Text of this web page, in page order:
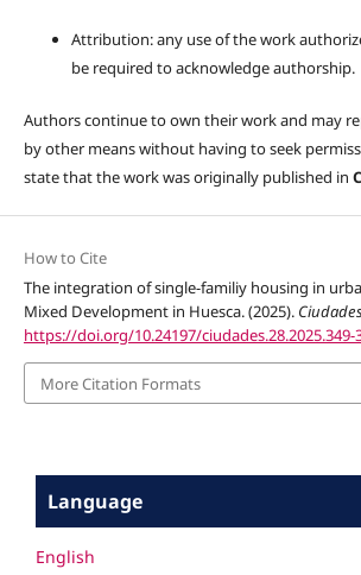
Attribution: any use of the work
be required to acknowledge authorship.
Authors continue to own their work and may
by other means without having to seek
state that the work was originally published in
How to Cite
The integration of single-familiy housing in
Mixed Development in Huesca. (2025).
https://doi.org/10.24197/ciudades.28.2025.349-
More Citation Formats
Language
English